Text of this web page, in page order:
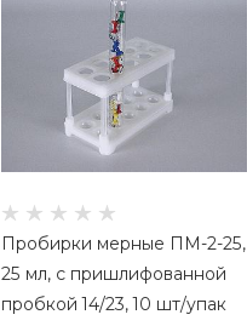
Пробирки мерные ПМ-2-25,
25 мл, с пришлифованной
пробкой 14/23, 10 шт/упак